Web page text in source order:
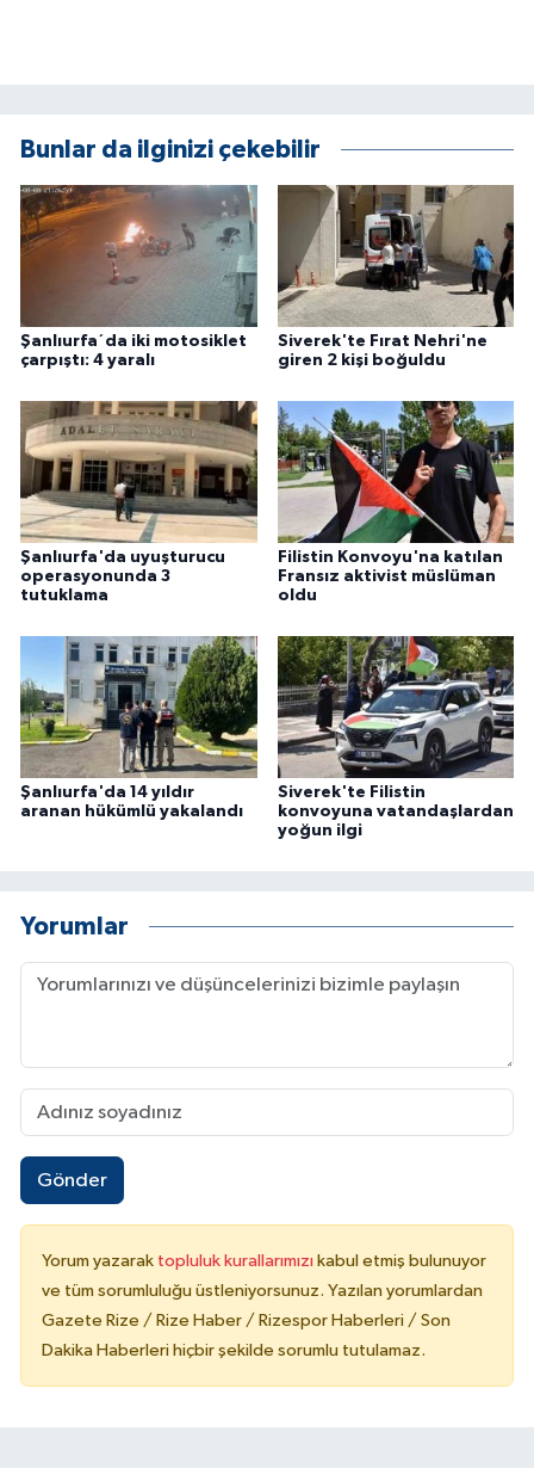
Bunlar da ilginizi çekebilir
Şanlıurfa´da iki motosiklet
çarpıştı: 4 yaralı
Siverek'te Fırat Nehri'ne
giren 2 kişi boğuldu
Şanlıurfa'da uyuşturucu
operasyonunda 3
tutuklama
Filistin Konvoyu'na katılan
Fransız aktivist müslüman
oldu
Şanlıurfa'da 14 yıldır
aranan hükümlü yakalandı
Siverek'te Filistin
konvoyuna vatandaşlardan
yoğun ilgi
Yorumlar
Gönder
Yorum yazarak topluluk kurallarımızı kabul etmiş bulunuyor
ve tüm sorumluluğu üstleniyorsunuz. Yazılan yorumlardan
Gazete Rize / Rize Haber / Rizespor Haberleri / Son
Dakika Haberleri hiçbir şekilde sorumlu tutulamaz.
SİYASET
SPOR HABERLERİ
TEKNOLOJİ
Turizm
ÜLKE GÜNDEMİ
YAŞAM
YEREL